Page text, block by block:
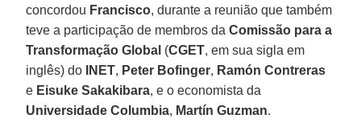
concordou Francisco, durante a reunião que também
teve a participação de membros daComissão para a
Transformação Global (CGET, em sua sigla em
inglês) do
INET, Peter Bofinger, Ramón Contreras
e Eisuke Sakakibara, e o economista da
Universidade Columbia, Martín Guzman.